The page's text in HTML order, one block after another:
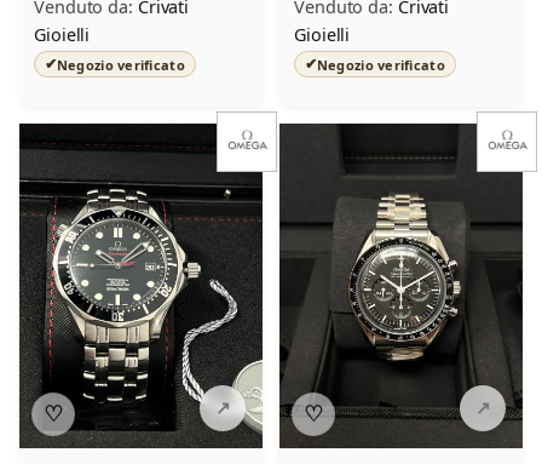
Venduto da: Crivati
Gioielli
✔Negozio verificato
Venduto da: Crivati
Gioielli
✔Negozio verificato
♡ ♡
Scrivi a Crivati Gioielli
Invia un messaggio diretto al negozio
tramite Vetrineshop.
Messaggio
Scrivi almeno 20 caratteri, così il negozio potrà capire meglio la tua
richiesta.